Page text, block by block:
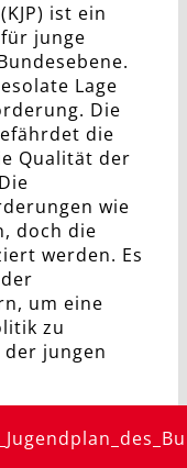
ist ein
junge
Lage
Die
die
Qualität der
wie
doch die
werden. Es
um eine
zu
jungen